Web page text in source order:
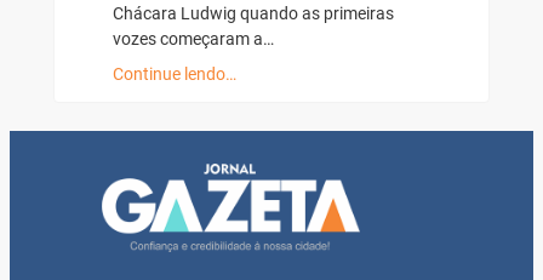
Chácara Ludwig quando as primeiras
vozes começaram a…
Continue lendo…